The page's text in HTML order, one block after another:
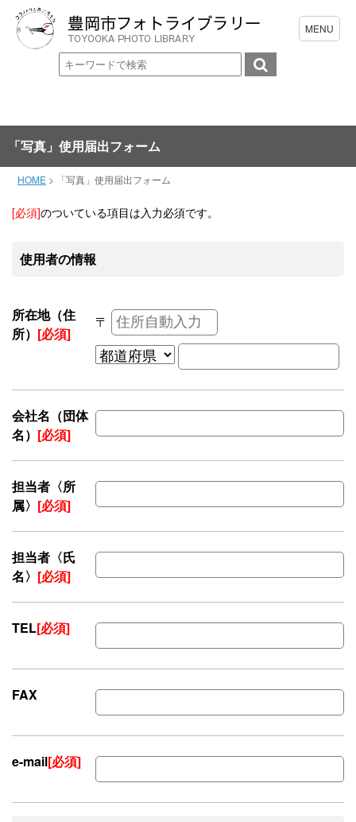
「写真」使用届出フォーム
HOME > 「写真」使用届出フォーム
[必須]のついている項目は入力必須です。
使用者の情報
所在地（住
所） [必須]
〒
会社名（団体
名） [必須]
担当者〈所
属〉 [必須]
担当者〈氏
名〉 [必須]
TEL[必須]
FAX
e-mail[必須]